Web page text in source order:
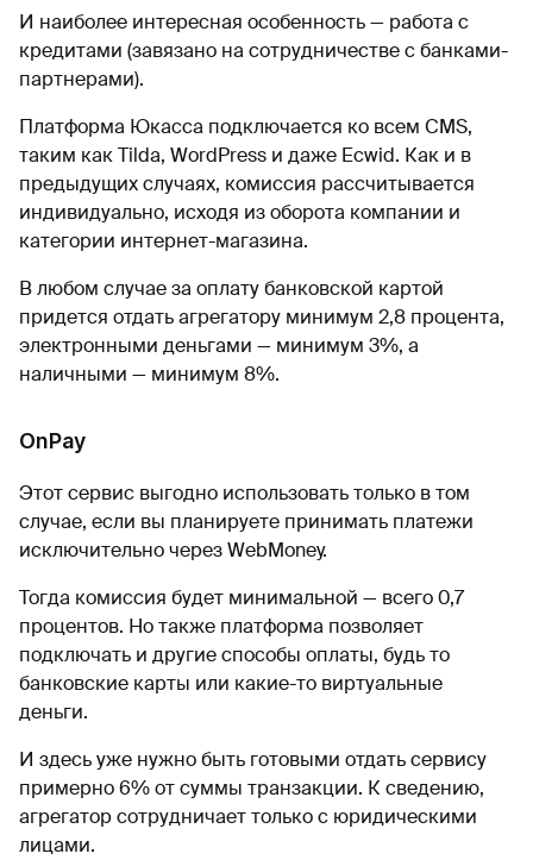
И наиболее интересная особенность — работа с
кредитами (завязано на сотрудничестве с банками-
партнерами).
Платформа Юкасса подключается ко всем CMS,
таким как Tilda, WordPress и даже Ecwid. Как и в
предыдущих случаях, комиссия рассчитывается
индивидуально, исходя из оборота компании и
категории интернет-магазина.
В любом случае за оплату банковской картой
придется отдать агрегатору минимум 2,8 процента,
электронными деньгами — минимум 3%, а
наличными — минимум 8%.
OnPay
Этот сервис выгодно использовать только в том
случае, если вы планируете принимать платежи
исключительно через WebMoney.
Тогда комиссия будет минимальной — всего 0,7
процентов. Но также платформа позволяет
подключать и другие способы оплаты, будь то
банковские карты или какие-то виртуальные
деньги.
И здесь уже нужно быть готовыми отдать сервису
примерно 6% от суммы транзакции. К сведению,
агрегатор сотрудничает только с юридическими
лицами.